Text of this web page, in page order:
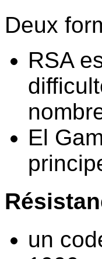
Deux
RSA
El
un